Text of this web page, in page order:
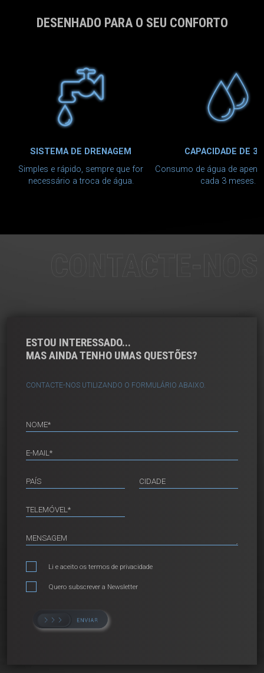
DESENHADO PARA O SEU CONFORTO
SISTEMA DE DRENAGEM
Simples e rápido, sempre que for
necessário a troca de água.
CAPACIDADE DE
Consumo de água de
cada 3 meses.
CONTACTE-NOS
ESTOU INTERESSADO...
MAS AINDA TENHO UMAS QUESTÕES?
CONTACTE-NOS UTILIZANDO O FORMULÁRIO ABAIXO.
Li e aceito os termos de privacidade
Quero subscrever a Newsletter